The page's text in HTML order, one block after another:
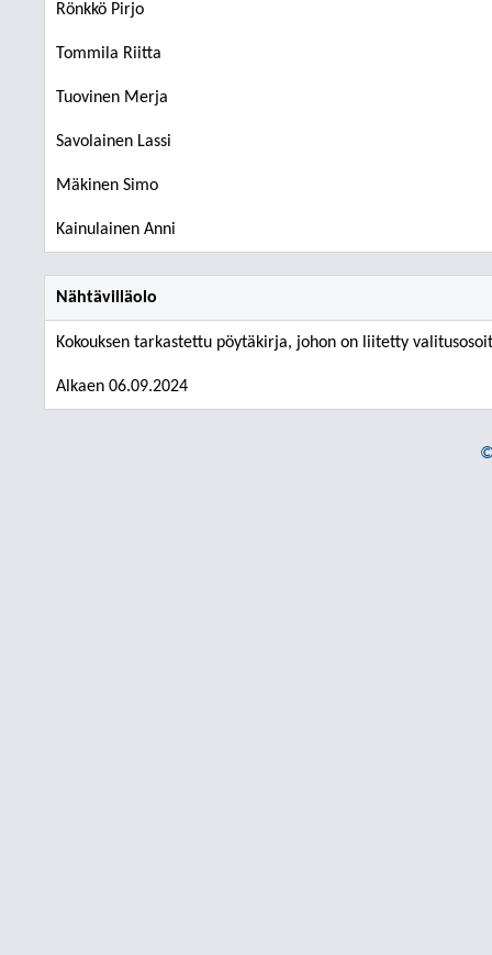
Rönkkö Pirjo
Tommila Riitta
Tuovinen Merja
Savolainen Lassi
Mäkinen Simo
Kainulainen Anni
Nähtävilläolo
Kokouksen tarkastettu pöytäkirja, johon on liitetty
Alkaen 06.09.2024